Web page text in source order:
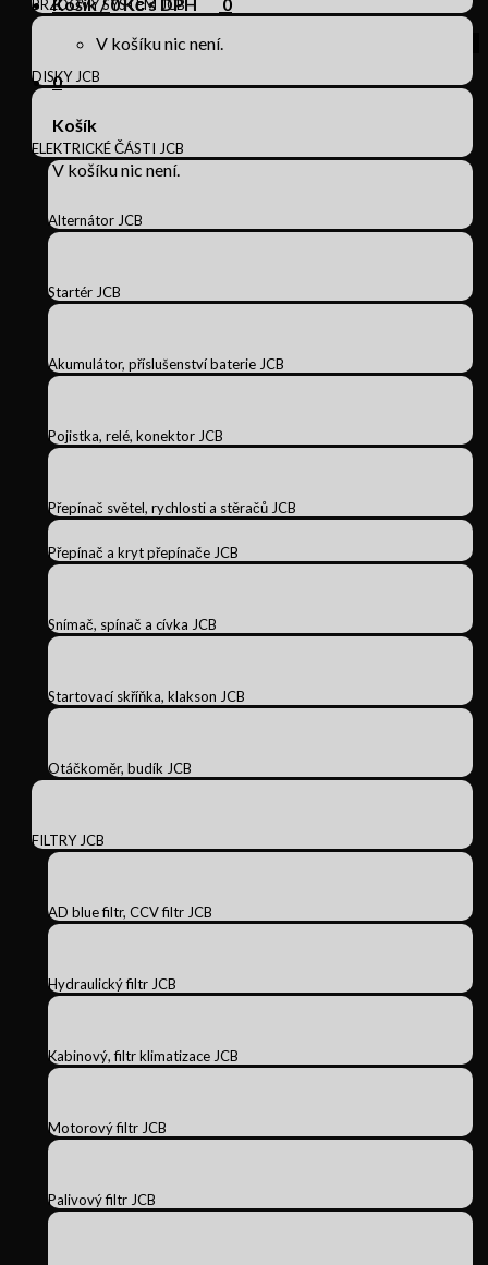
V košíku nic není.
0
Košík
V košíku nic není.
BRZDOVÝ SYSTÉM JCB
DISKY JCB
ELEKTRICKÉ ČÁSTI JCB
Alternátor JCB
Startér JCB
Akumulátor, příslušenství baterie JCB
Pojistka, relé, konektor JCB
Přepínač světel, rychlosti a stěračů JCB
Přepínač a kryt přepínače JCB
Snímač, spínač a cívka JCB
Startovací skříňka, klakson JCB
Otáčkoměr, budík JCB
FILTRY JCB
AD blue filtr, CCV filtr JCB
Hydraulický filtr JCB
Kabinový, filtr klimatizace JCB
Motorový filtr JCB
Palivový filtr JCB